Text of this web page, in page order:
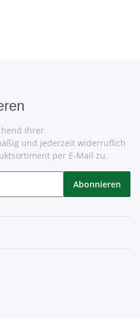
Ihrer
und jederzeit widerruflich
per E-Mail zu.
Abonnieren